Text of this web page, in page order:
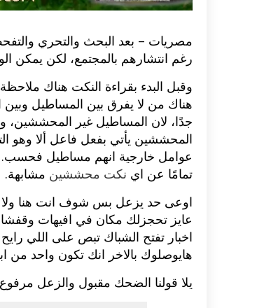
مصريات – بعد البحث والتحري
رغم انتشارهم بالمجتمع، لكن
وقبل البدء بقراءة النكت هناك
هناك من لا يفرق بين المساطيل
جدًا، لان المساطيل غير
المحششين يأتي بفعل فاعل ألا وهو
عوامل خارجية انهم مساطيل فحسب.
تمامًا عن اي نكت محششين مشابهة.
اوعى حد يزعل بس شوف انت هنا ولا
عايز تحجزلك مكان في افيهات
اخبار تفتح الشباك تبص على اللي
هايوصلوك بالاخر انك تكون واحد من
يلا قولنا الضحك مقبول والزعل